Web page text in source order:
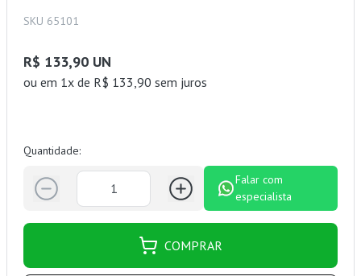
SKU 65101
R$ 133,90 UN
ou em 1x de R$ 133,90 sem juros
Quantidade:
Falar com
especialista
COMPRAR